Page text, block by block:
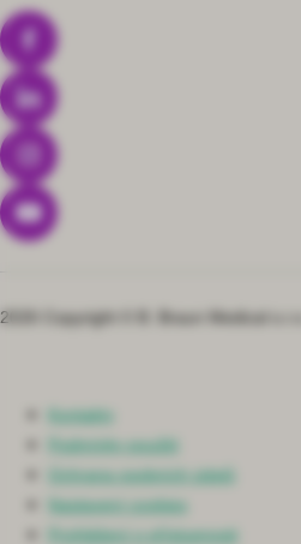
2026 Copyright © B. Braun Medical s.r.o.
Kontakty
Podmínky použití
Ochrana osobních údajů
Nastavení cookies
Prohlášení o přístupnosti